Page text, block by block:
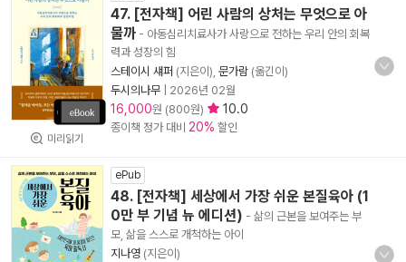
미리읽기
47. [전자책] 어린 사람의 상처는 무엇으로 아
물까 - 아동심리치료사가 사랑으로 전하는 우리 안의 회복
력과 성장의 힘
스테이시 섀퍼 (지은이), 문가람 (옮긴이)
두시의나무
2026년 02월
16,000원 (800원) 10.0
종이책 정가 대비 20% 할인
ePub
48. [전자책] 세상에서 가장 쉬운 본질육아 (1
0만 부 기념 뉴 에디션) - 삶의 근본을 보여주는 부
모, 삶을 스스로 개척하는 아이
지나영 (지은이)